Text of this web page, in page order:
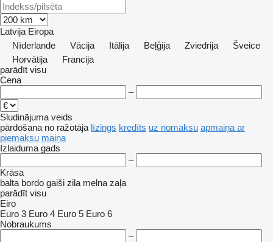
Latvija Eiropa
Nīderlande
Vācija Itālija Beļģija Zviedrija
Šveice
Horvātija
Francija
parādīt visu
Cena
–
Sludinājuma veids
pārdošana no ražotāja līzings kredīts uz nomaksu apmaiņa ar
piemaksu maiņa
Izlaiduma gads
–
Krāsa
balta bordo gaiši zila melna zaļa
parādīt visu
Eiro
Euro 3 Euro 4 Euro 5 Euro 6
Nobraukums
–